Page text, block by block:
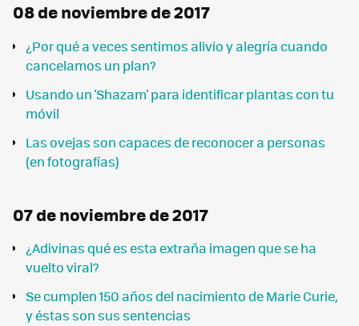
08 de noviembre de 2017
¿Por qué a veces sentimos alivio y alegría cuando
cancelamos un plan?
Usando un 'Shazam' para identificar plantas con tu
móvil
Las ovejas son capaces de reconocer a personas
(en fotografías)
07 de noviembre de 2017
¿Adivinas qué es esta extraña imagen que se ha
vuelto viral?
Se cumplen 150 años del nacimiento de Marie Curie,
y éstas son sus sentencias